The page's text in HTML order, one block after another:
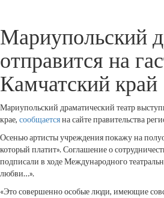
Мариупольский
отправится на
Камчатский край
Мариупольский драматический театр
крае, сообщаетсяна сайте правительства
Осенью артисты учреждения покажу на
который платит». Соглашение о
подписали в ходе Международного
любви…».
«Это совершенно особые люди, имеющие